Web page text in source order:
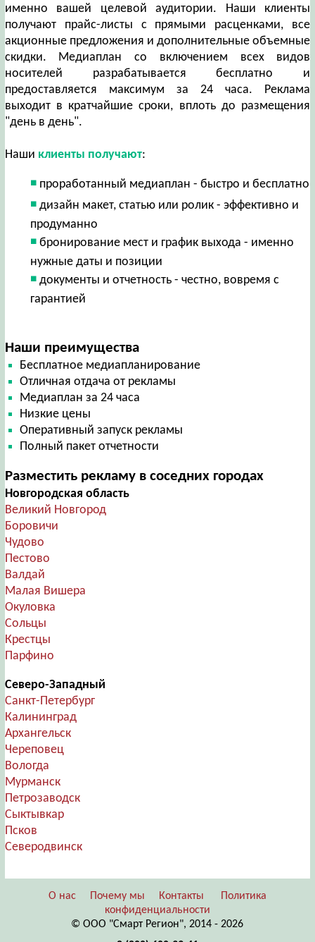
именно вашей целевой аудитории. Наши клиенты
получают прайс-листы с прямыми расценками, все
акционные предложения и дополнительные объемные
скидки. Медиаплан со включением всех видов
носителей разрабатывается бесплатно и
предоставляется максимум за 24 часа. Реклама
выходит в кратчайшие сроки, вплоть до размещения
"день в день".
Наши клиенты получают:
проработанный медиаплан - быстро и бесплатно
дизайн макет, статью или ролик - эффективно и
продуманно
бронирование мест и график выхода - именно
нужные даты и позиции
документы и отчетность - честно, вовремя с
гарантией
Наши преимущества
Бесплатное медиапланирование
Отличная отдача от рекламы
Медиаплан за 24 часа
Низкие цены
Оперативный запуск рекламы
Полный пакет отчетности
Разместить рекламу в соседних городах
Новгородская область
Великий Новгород
Боровичи
Чудово
Пестово
Валдай
Малая Вишера
Окуловка
Сольцы
Крестцы
Парфино
Северо-Западный
Санкт-Петербург
Калининград
Архангельск
Череповец
Вологда
Мурманск
Петрозаводск
Сыктывкар
Псков
Северодвинск
О нас Почему мы Контакты
Политика
конфиденциальности
© ООО "Смарт Регион", 2014 - 2026